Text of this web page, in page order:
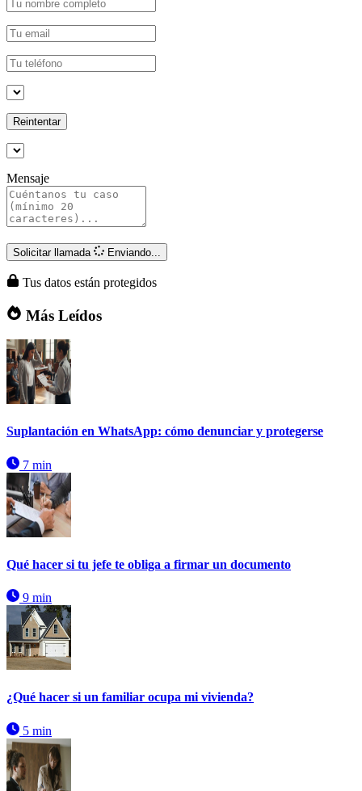
Reintentar
Mensaje
Solicitar llamada Enviando...
Tus datos están protegidos
Más Leídos
Suplantación en WhatsApp: cómo denunciar y protegerse
7 min
Qué hacer si tu jefe te obliga a firmar un documento
9 min
¿Qué hacer si un familiar ocupa mi vivienda?
5 min